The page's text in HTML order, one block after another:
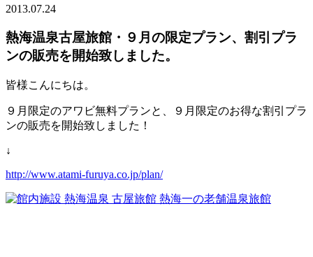
2013.07.24
熱海温泉古屋旅館・９月の限定プラン、割引プラ
ンの販売を開始致しました。
皆様こんにちは。
９月限定のアワビ無料プランと、９月限定のお得な割引プラ
ンの販売を開始致しました！
↓
http://www.atami-furuya.co.jp/plan/